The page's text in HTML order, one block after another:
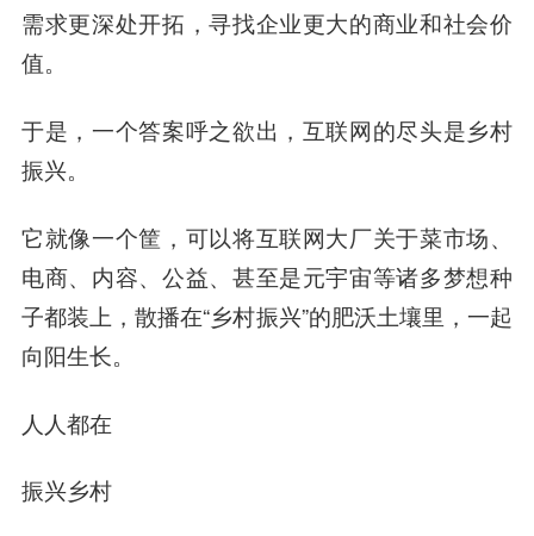
需求更深处开拓，寻找企业更大的商业和社会价
值。
于是，一个答案呼之欲出，互联网的尽头是乡村
振兴。
它就像一个筐，可以将互联网大厂关于菜市场、
电商、内容、公益、甚至是元宇宙等诸多梦想种
子都装上，散播在“乡村振兴”的肥沃土壤里，一起
向阳生长。
人人都在
振兴乡村